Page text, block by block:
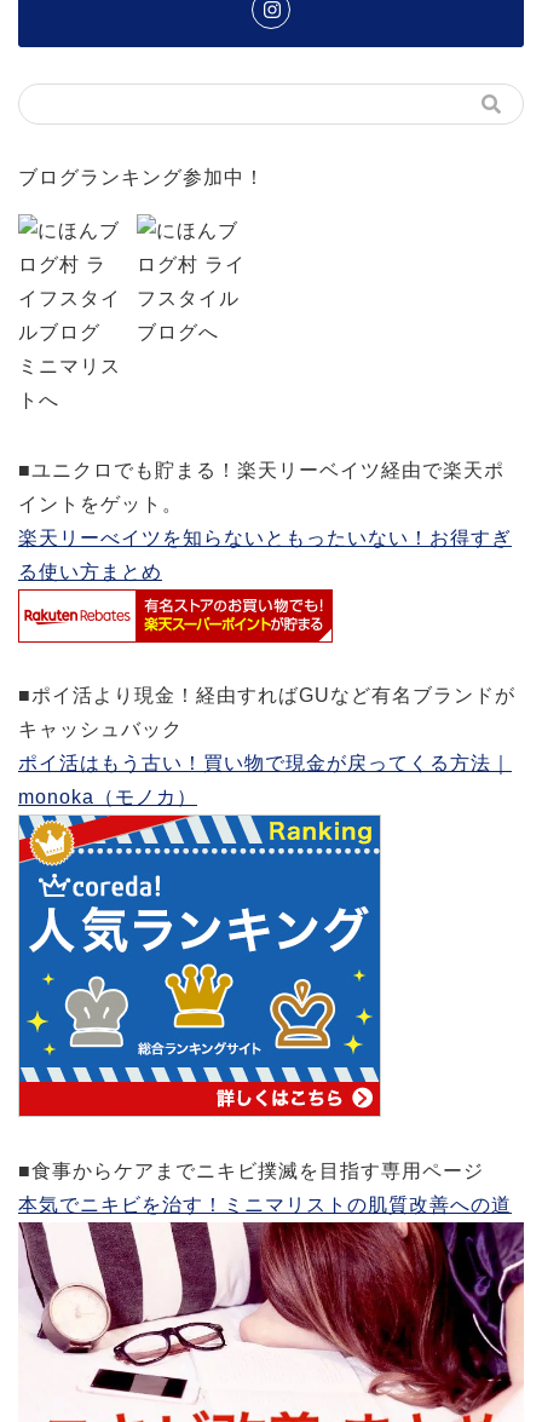
ブログランキング参加中！
■ユニクロでも貯まる！楽天リーベイツ経由で楽天ポ
イントをゲット。
楽天リーべイツを知らないともったいない！お得すぎ
る使い方まとめ
■ポイ活より現金！経由すればGUなど有名ブランドが
キャッシュバック
ポイ活はもう古い！買い物で現金が戻ってくる方法｜
monoka（モノカ）
■食事からケアまでニキビ撲滅を目指す専用ページ
本気でニキビを治す！ミニマリストの肌質改善への道